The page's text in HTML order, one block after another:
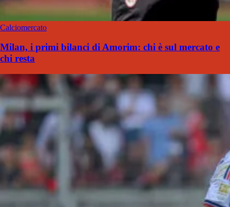
Calciomercato
Milan, i primi bilanci di Amorim: chi è sul mercato e
chi resta